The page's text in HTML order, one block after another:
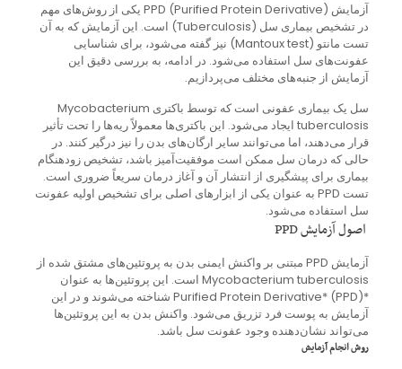
آزمایش PPD (Purified Protein Derivative) یکی از روش‌های مهم
در تشخیص بیماری سل (Tuberculosis) است. این آزمایش که به آن
تست مانتو (Mantoux test) نیز گفته می‌شود، برای شناسایی
عفونت‌های سل استفاده می‌شود. در ادامه، به بررسی دقیق این
آزمایش از جنبه‌های مختلف می‌پردازیم.
سل یک بیماری عفونی است که توسط باکتری Mycobacterium
tuberculosis ایجاد می‌شود. این باکتری‌ها معمولاً ریه‌ها را تحت تأثیر
قرار می‌دهند، اما می‌توانند سایر ارگان‌های بدن را نیز درگیر کنند. در
حالی که درمان سل ممکن است موفقیت‌آمیز باشد، تشخیص زودهنگام
بیماری برای پیشگیری از انتشار آن و آغاز درمان سریعاً ضروری است.
تست PPD به عنوان یکی از ابزارهای اصلی برای تشخیص اولیه عفونت
سل استفاده می‌شود.
اصول آزمایش PPD
آزمایش PPD مبتنی بر واکنش ایمنی بدن به پروتئین‌های مشتق شده از
Mycobacterium tuberculosis است. این پروتئین‌ها به عنوان
*Purified Protein Derivative* (PPD) شناخته می‌شوند و در این
آزمایش به پوست فرد تزریق می‌شود. واکنش بدن به این پروتئین‌ها
می‌تواند نشان‌دهنده وجود عفونت سل باشد.
روش انجام آزمایش